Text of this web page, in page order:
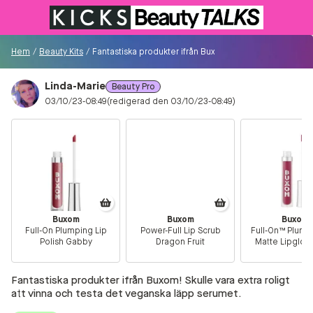
Till KICKS.se
Besökare
Sök i communityt...
👋Är du ny på Communityt? Såhär kommer du
Hem
Hem / Beauty Kits / Fantastiska produkter ifrån Buxom! Skulle vara extra
Linda-Marie Beauty Pro
03/10/23-08:49(redigerad den 03/10/23-08:49)
Buxom
Full-On Plumping Lip
Polish Gabby
Buxom
Power-Full Lip Scrub
Dragon Fruit
Buxom
Full-On™
Matte
Fantastiska produkter ifrån Buxom! Skulle vara extra roligt
att vinna och testa det veganska läpp serumet.